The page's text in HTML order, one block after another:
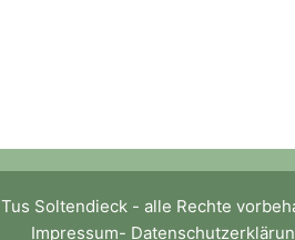
Tus Soltendieck - alle Rechte
Impressum-